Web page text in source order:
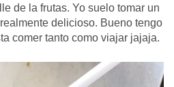
de la frutas. Yo suelo tomar un
delicioso. Bueno tengo
comer tanto como viajar jajaja.